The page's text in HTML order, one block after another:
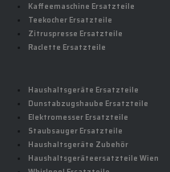
Kaffeemaschine Ersatzteile
Teekocher Ersatzteile
Zitruspresse Ersatzteile
Raclette Ersatzteile
Haushaltsgeräte Ersatzteile
Dunstabzugshaube Ersatzteile
Elektromesser Ersatzteile
Staubsauger Ersatzteile
Haushaltsgeräte Zubehör
Haushaltsgeräteersatzteile Wien